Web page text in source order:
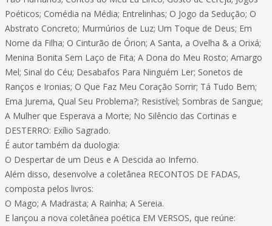
Poéticos; Comédia na Média; Entrelinhas; O Jogo da Sedução; O
Abstrato Concreto; Murmúrios de Luz; Um Toque de Deus; Em
Nome da Filha; O Cinturão de Órion; A Santa, a Ovelha & a Orixá;
Menina Bonita Sem Laço de Fita; A Dona do Meu Rosto; Amargo
Mel; Sinal do Céu; Desabafos Para Ninguém Ler; Sonetos de
Ranços e Ironias; O Que Faz Meu Coração Sorrir; Tá Tudo Bem;
Ema Jurema, Qual Seu Problema?; Resistível; Sombras de Sangue;
A Mulher que Esperava a Morte; No Silêncio das Cortinas e
DESTERRO: Exílio Sagrado.
É autor também da duologia:
O Despertar de um Deus e A Descida ao Inferno.
Além disso, desenvolve a coletânea RECONTOS DE FADAS,
composta pelos livros:
O Mago; A Madrasta; A Rainha; A Sereia.
E lançou a nova coletânea poética EM VERSOS, que reúne: